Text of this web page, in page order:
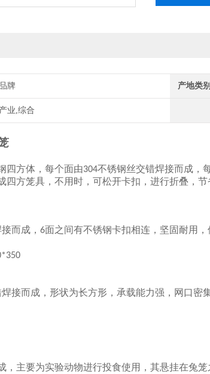
牌 产地类别
业,综合
四方体，每个面由304不锈钢丝交错焊接而成，
四方笼具，不用时，可松开卡扣，进行折叠，
而成， 6面之间有不锈钢卡扣相连，坚固耐用，
接而成，形状为长方形，承载能力强，网口密
，主要为实验动物进行投食使用，其悬挂在兔